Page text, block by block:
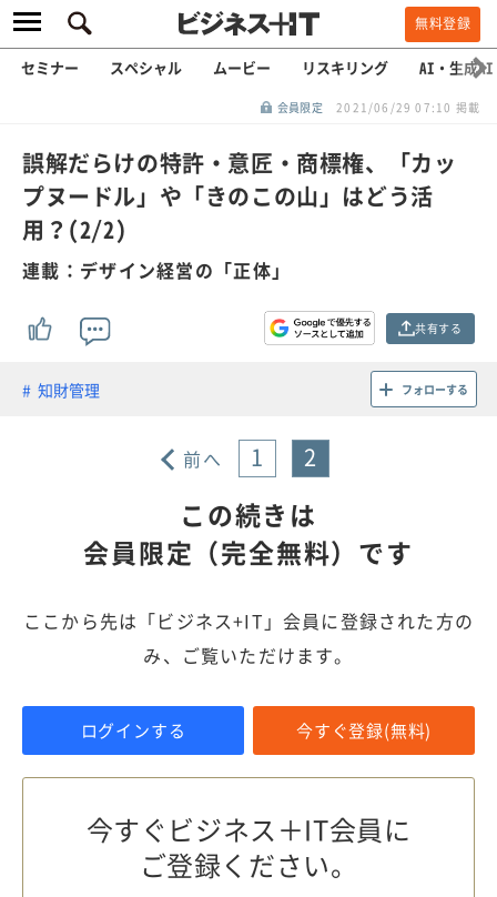
無料登録
セミナー スペシャル ムービー リスキリング AI・生成AI
会員限定 2021/06/29 07:10 掲載
誤解だらけの特許・意匠・商標権、「カッ
プヌードル」や「きのこの山」はどう活
用？(2/2)
連載：デザイン経営の「正体」
共有する
知財管理 フォローする
前へ 1 2
この続きは
会員限定（完全無料）です
ここから先は「ビジネス+IT」会員に登録された方の
み、ご覧いただけます。
ログインする 今すぐ登録(無料)
今すぐビジネス＋IT会員に
ご登録ください。